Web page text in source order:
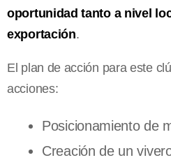
oportunidad tanto a nivel
exportación.
El plan de acción para este
acciones:
Posicionamiento de
Creación de un